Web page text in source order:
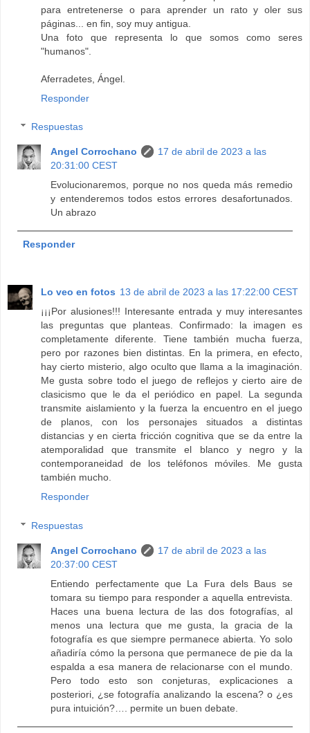
para entretenerse o para aprender un rato y oler sus
páginas... en fin, soy muy antigua.
Una foto que representa lo que somos como seres
"humanos".
Aferradetes, Ángel.
Responder
Respuestas
Angel Corrochano
17 de abril de 2023 a las
20:31:00 CEST
Evolucionaremos, porque no nos queda más remedio
y entenderemos todos estos errores desafortunados.
Un abrazo
Responder
Lo veo en fotos 13 de abril de 2023 a las 17:22:00 CEST
¡¡¡Por alusiones!!! Interesante entrada y muy interesantes
las preguntas que planteas. Confirmado: la imagen es
completamente diferente. Tiene también mucha fuerza,
pero por razones bien distintas. En la primera, en efecto,
hay cierto misterio, algo oculto que llama a la imaginación.
Me gusta sobre todo el juego de reflejos y cierto aire de
clasicismo que le da el periódico en papel. La segunda
transmite aislamiento y la fuerza la encuentro en el juego
de planos, con los personajes situados a distintas
distancias y en cierta fricción cognitiva que se da entre la
atemporalidad que transmite el blanco y negro y la
contemporaneidad de los teléfonos móviles. Me gusta
también mucho.
Responder
Respuestas
Angel Corrochano
17 de abril de 2023 a las
20:37:00 CEST
Entiendo perfectamente que La Fura dels Baus se
tomara su tiempo para responder a aquella entrevista.
Haces una buena lectura de las dos fotografías, al
menos una lectura que me gusta, la gracia de la
fotografía es que siempre permanece abierta. Yo solo
añadiría cómo la persona que permanece de pie da la
espalda a esa manera de relacionarse con el mundo.
Pero todo esto son conjeturas, explicaciones a
posteriori, ¿se fotografía analizando la escena? o ¿es
pura intuición?…. permite un buen debate.